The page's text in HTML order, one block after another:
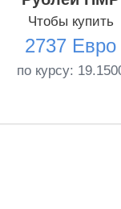
Чтобы купить
2737 Евро
по курсу: